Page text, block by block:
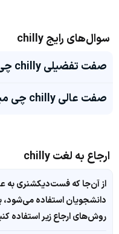
سوال‌های رایج chilly
صفت تفضیلی chilly چی میشه؟
صفت عالی chilly چی میشه؟
ارجاع به لغت chilly
از آن‌جا که فست‌دیکشنری به
دانشجویان استفاده می‌شود،
روش‌های ارجاع زیر استفاده